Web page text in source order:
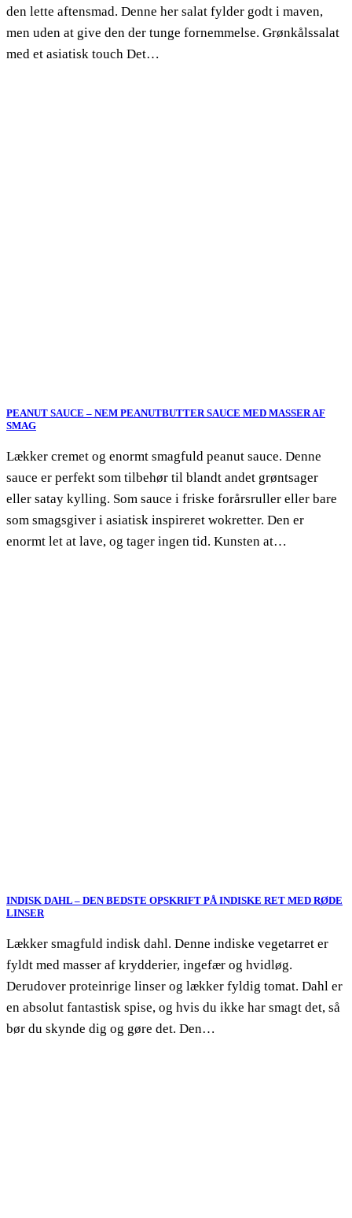
den lette aftensmad. Denne her salat fylder godt i maven,
men uden at give den der tunge fornemmelse. Grønkålssalat
med et asiatisk touch Det…
PEANUT SAUCE – NEM PEANUTBUTTER SAUCE MED MASSER AF
SMAG
Lækker cremet og enormt smagfuld peanut sauce. Denne
sauce er perfekt som tilbehør til blandt andet grøntsager
eller satay kylling. Som sauce i friske forårsruller eller bare
som smagsgiver i asiatisk inspireret wokretter. Den er
enormt let at lave, og tager ingen tid. Kunsten at…
INDISK DAHL – DEN BEDSTE OPSKRIFT PÅ INDISKE RET MED RØDE
LINSER
Lækker smagfuld indisk dahl. Denne indiske vegetarret er
fyldt med masser af krydderier, ingefær og hvidløg.
Derudover proteinrige linser og lækker fyldig tomat. Dahl er
en absolut fantastisk spise, og hvis du ikke har smagt det, så
bør du skynde dig og gøre det. Den…